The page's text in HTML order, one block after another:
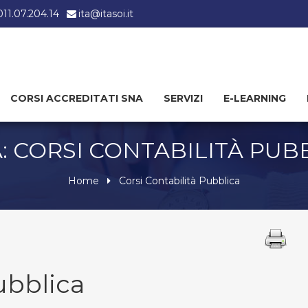
ita@itasoi.it
CORSI ACCREDITATI SNA SERVIZI E-LEARNING
CORSI CONTABILITÀ
Home Corsi Contabilità Pubblica